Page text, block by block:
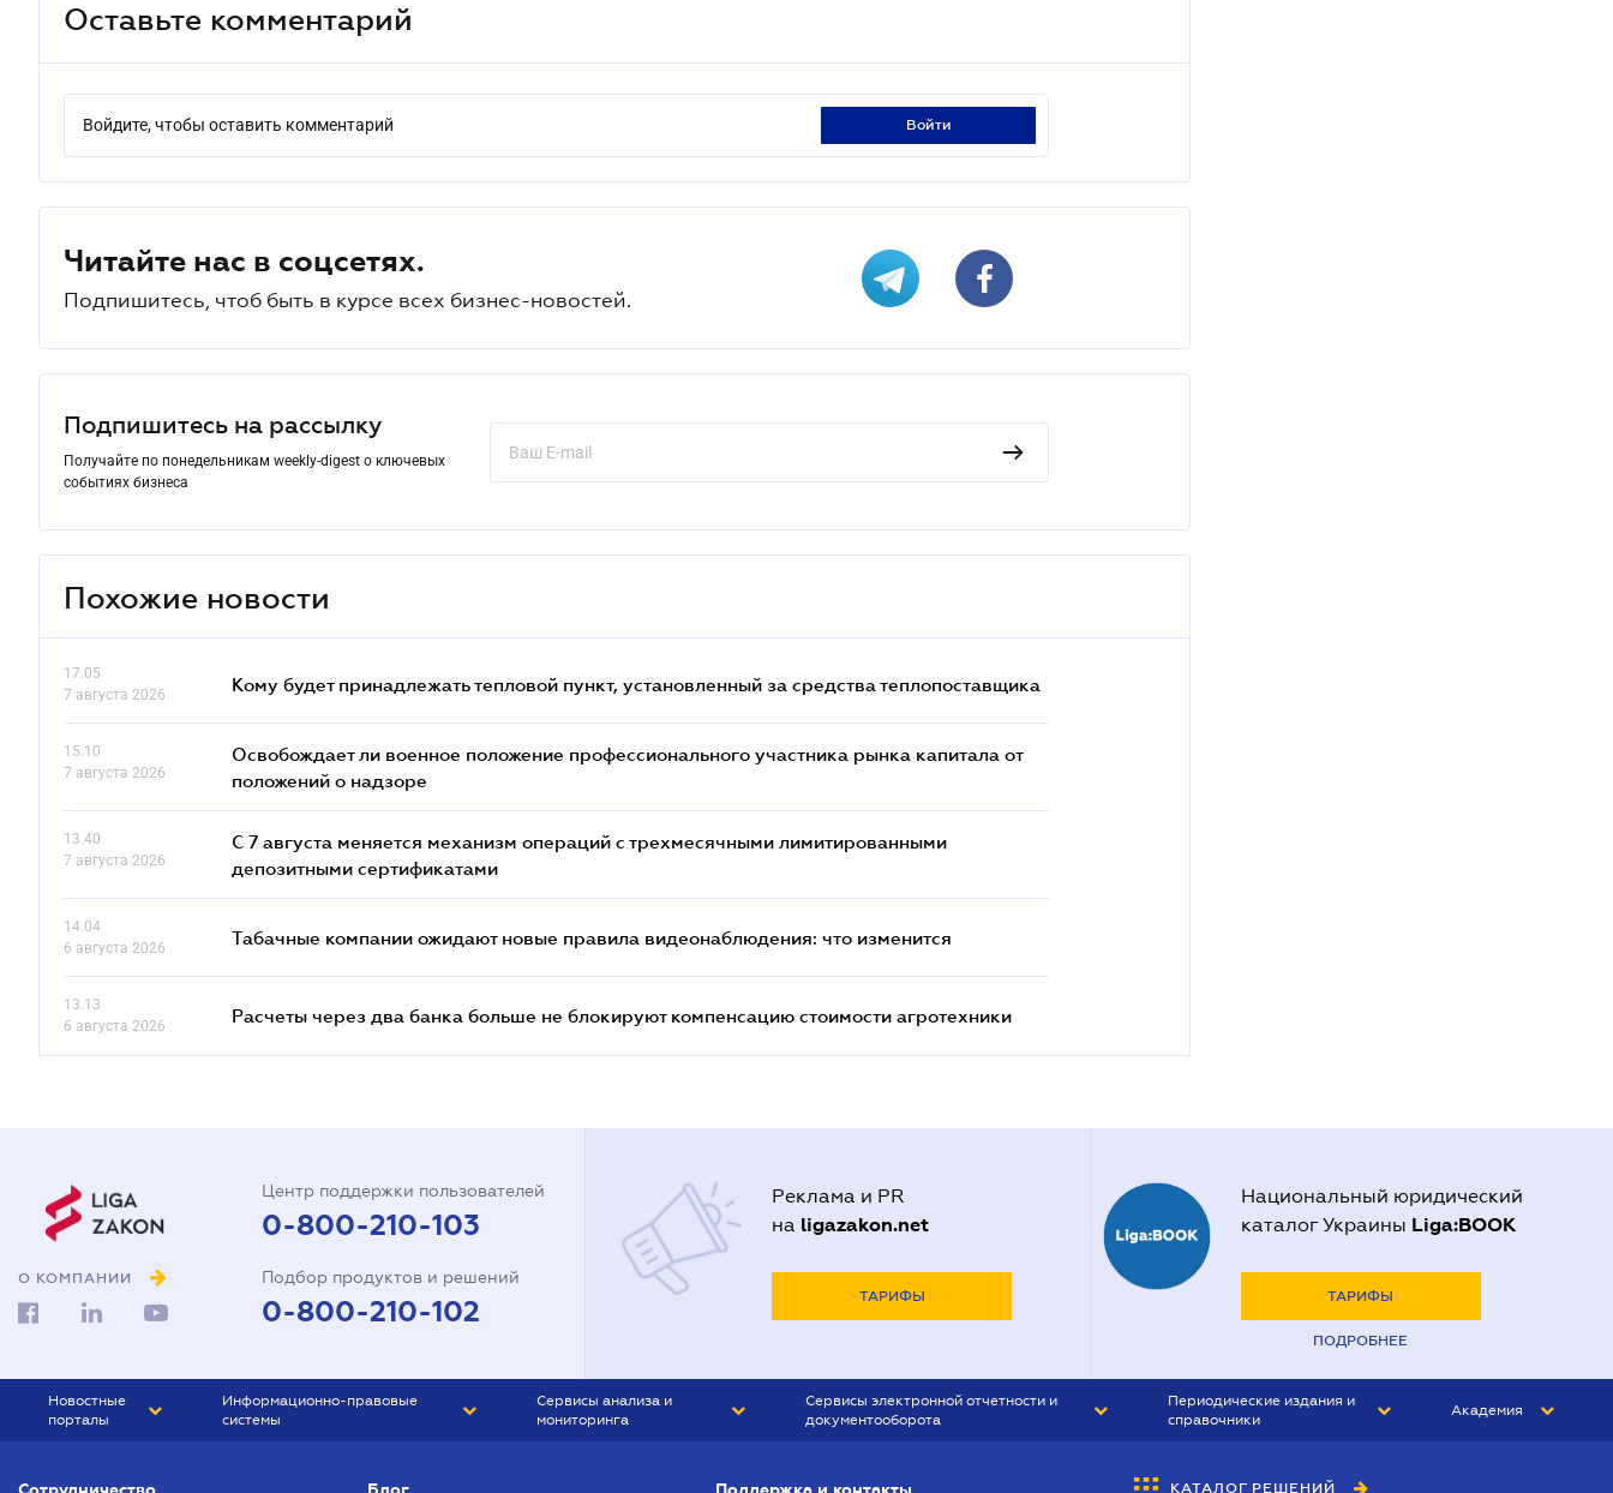
Оставьте комментарий
Войдите, чтобы оставить комментарий войти
Читайте нас в соцсетях.
Подпишитесь, чтоб быть в курсе всех бизнес-новостей.
Подпишитесь на рассылку
Получайте по понедельникам weekly-digest о ключевых
событиях бизнеса
Похожие новости
17.05
7 августа 2026
Кому будет принадлежать тепловой пункт, установленный за средства теплопоставщика
15.10
7 августа 2026
Освобождает ли военное положение профессионального участника рынка капитала от
положений о надзоре
13.40
7 августа 2026
С 7 августа меняется механизм операций с трехмесячными лимитированными
депозитными сертификатами
14.04
6 августа 2026
Табачные компании ожидают новые правила видеонаблюдения: что изменится
13.13
6 августа 2026
Расчеты через два банка больше не блокируют компенсацию стоимости агротехники
О КОМПАНИИ
Центр поддержки пользователей
0-800-210-103
Подбор продуктов и решений
0-800-210-102
Реклама и PR
на ligazakon.net
ТАРИФЫ
Национальный юридический
каталог Украины Liga:BOOK
ТАРИФЫ
ПОДРОБНЕЕ
Новостные
порталы
Информационно-правовые
системы
Сервисы анализа и
мониторинга
Сервисы электронной отчетности и
документооборота
Периодические издания и
справочники
Академия
КАТАЛОГ РЕШЕНИЙ